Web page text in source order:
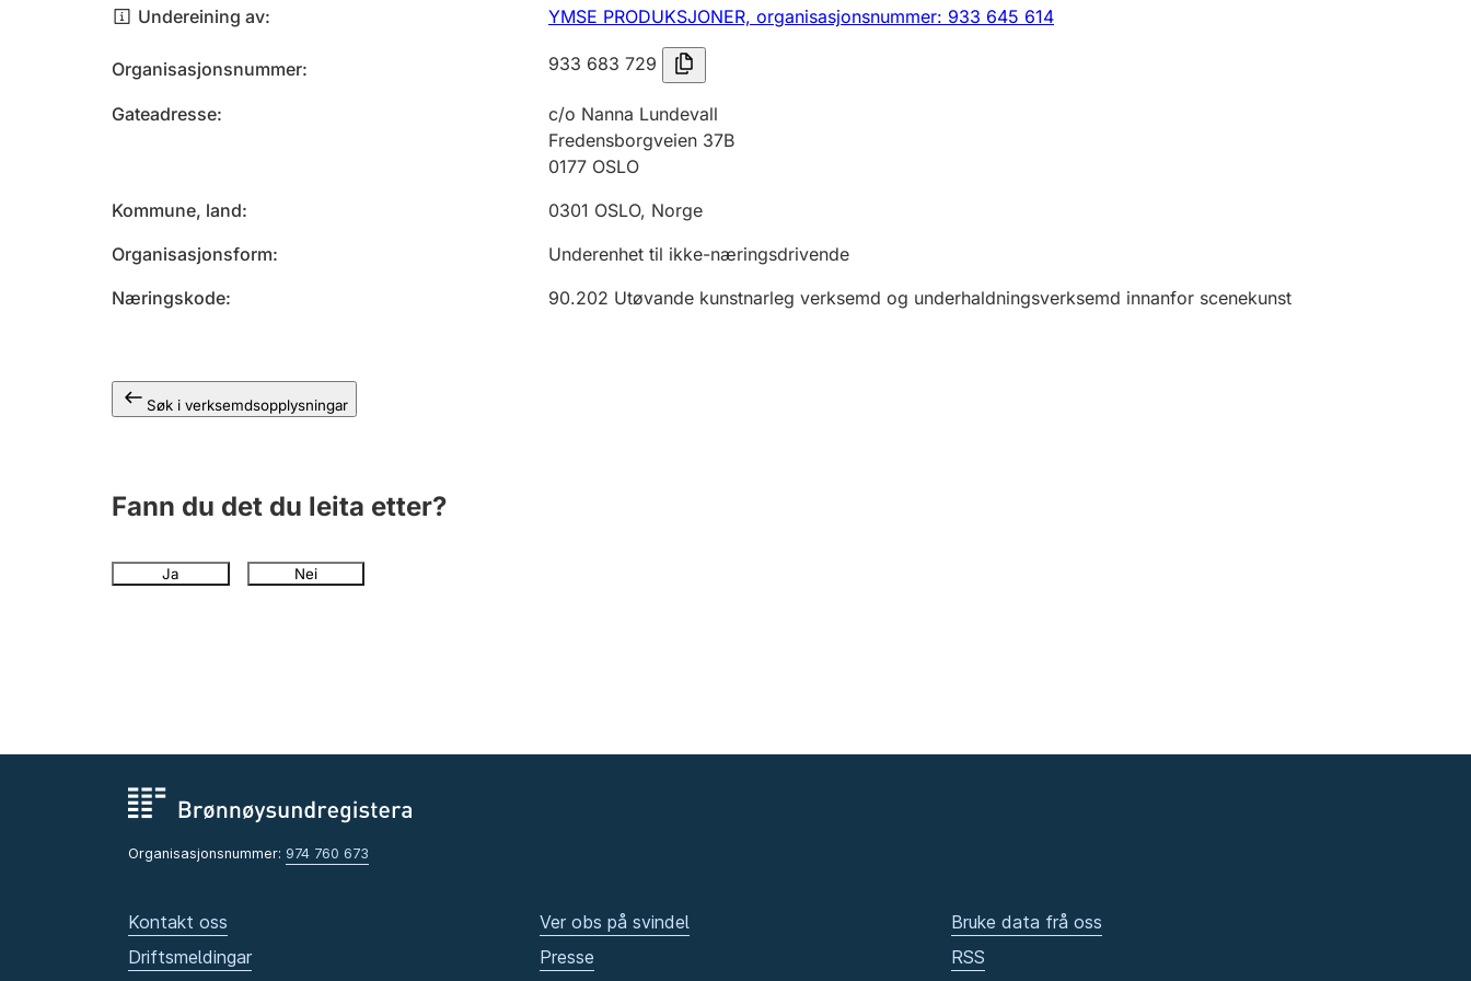
Undereining av YMSE PRODUKSJONER, organisasjonsnummer: 933 645 614
Organisasjonsnummer 933 683 729
Gateadresse
c/o Nanna Lundevall
Fredensborgveien 37B
0177 OSLO
Kommune, land
0301 OSLO, Norge
Organisasjonsform
Underenhet til ikke-næringsdrivende
Næringskode
90.202 Utøvande kunstnarleg verksemd og underhaldningsverksemd innanfor scenekunst
Søk i verksemdsopplysningar
Fann du det du leita etter?
Ja Nei
Organisasjonsnummer: 974 760 673
Kontakt oss
Driftsmeldingar
Ver obs på svindel
Presse
Bruke data frå oss
RSS